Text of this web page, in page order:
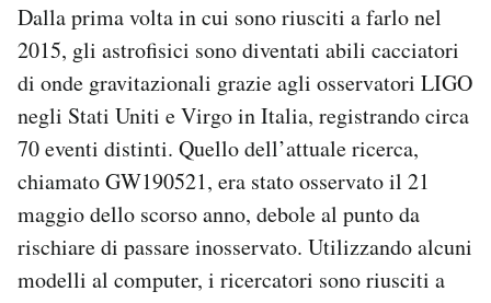
Dalla prima volta in cui sono riusciti a farlo nel
2015, gli astrofisici sono diventati abili cacciatori
di onde gravitazionali grazie agli osservatori LIGO
negli Stati Uniti e Virgo in Italia, registrando circa
70 eventi distinti. Quello dell’attuale ricerca,
chiamato GW190521, era stato osservato il 21
maggio dello scorso anno, debole al punto da
rischiare di passare inosservato. Utilizzando alcuni
modelli al computer, i ricercatori sono riusciti a